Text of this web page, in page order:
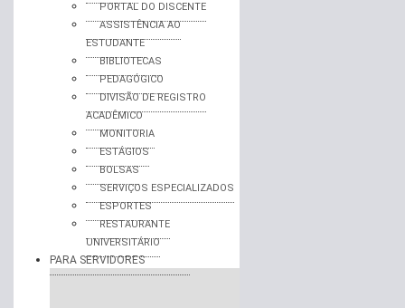
PORTAL DO DISCENTE
ASSISTÊNCIA AO
ESTUDANTE
BIBLIOTECAS
PEDAGÓGICO
DIVISÃO DE REGISTRO
ACADÊMICO
MONITORIA
ESTÁGIOS
BOLSAS
SERVIÇOS ESPECIALIZADOS
ESPORTES
RESTAURANTE
UNIVERSITÁRIO
PARA SERVIDORES